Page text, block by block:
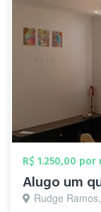
R$ 1.250,00 por
Alugo um
Rudge